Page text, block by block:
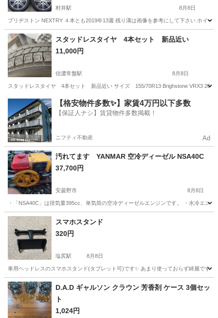
村井駅 8月8日
ブリヂストン NEXTRY ４本とも2019年13週 残り溝は画像を参考にして下さい ホイ
長野 松本市 村井駅 タイヤ、ホイール 軽自動車
スタッドレスタイヤ 4本セット 新品近い
11,000円
信濃常盤駅 8月8日
スタッドレスタイヤ 4本セット 新品近い サイズ 155/70R13 Brighstone VRX3 2023
大町市 信濃常盤駅 タイヤ、ホイール
スタッドレスタイヤ
【格安物件多数✨】家賃4万円以下多数
【保証人ナシ】賃貸物件多数掲載！
ニフティ不動産 Ad
汚れてます YANMAR 空冷ディーゼル NSA40C
37,700円
安曇野市 8月8日
・「NSA40C」は排気量395cc、単気筒の空冷ディーゼルエンジンです。 ・水冷エン
長野 安曇野市 その他 YANMAR
スマホスタンド
320円
塩尻駅 8月8日
車用ヘッドレスのスマホスタンド(タブレット可)です✨ あまり使っておらず綺麗です
長野 塩尻市 アクセサリー
D.A.D ギャルソン クラウン 芳香剤 ケース 3個セッ
ト
1,024円